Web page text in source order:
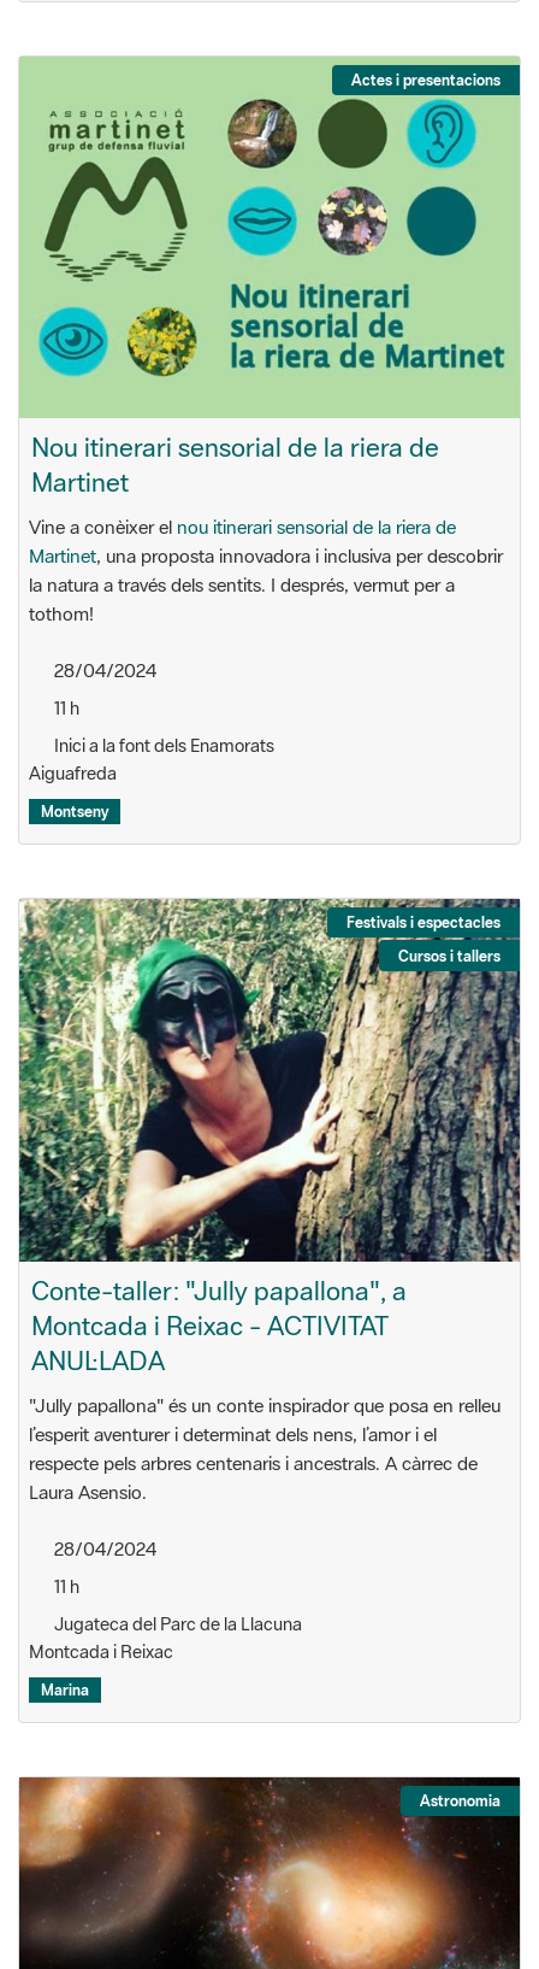
Actes i presentacions
Nou itinerari sensorial de la riera de
Martinet
Vine a conèixer el nou itinerari sensorial de la riera de
Martinet, una proposta innovadora i inclusiva per descobrir
la natura a través dels sentits. I després, vermut per a
tothom!
28/04/2024
11 h
Inici a la font dels Enamorats
Aiguafreda
Montseny
Festivals i espectacles
Cursos i tallers
Conte-taller: "Jully papallona", a
Montcada i Reixac - ACTIVITAT
ANUL·LADA
"Jully papallona" és un conte inspirador que posa en relleu
l’esperit aventurer i determinat dels nens, l’amor i el
respecte pels arbres centenaris i ancestrals. A càrrec de
Laura Asensio.
28/04/2024
11 h
Jugateca del Parc de la Llacuna
Montcada i Reixac
Marina
Astronomia